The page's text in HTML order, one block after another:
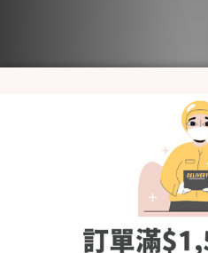
韓國 Bamboo Bebe 竹纖維
紗薄被+雙面涼感枕頭+床墊
套裝 (馬戲團) (2色)
HK$907.00